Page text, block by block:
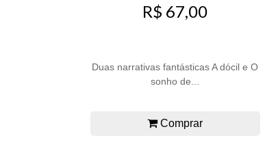
R$ 67,00
Duas narrativas fantásticas A dócil e O
sonho de...
Comprar